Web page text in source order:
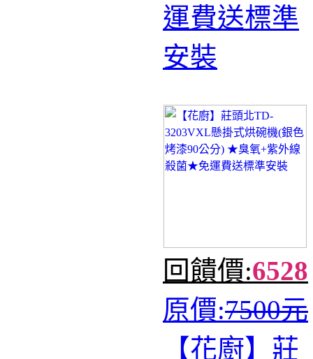
運費送標準
安裝
回饋價:6528
原價:7500元
【花廚】莊